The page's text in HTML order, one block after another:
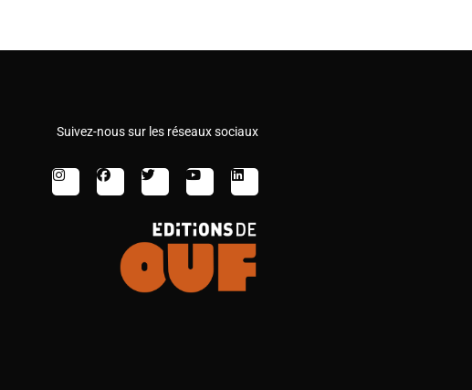
Suivez-nous sur les réseaux sociaux